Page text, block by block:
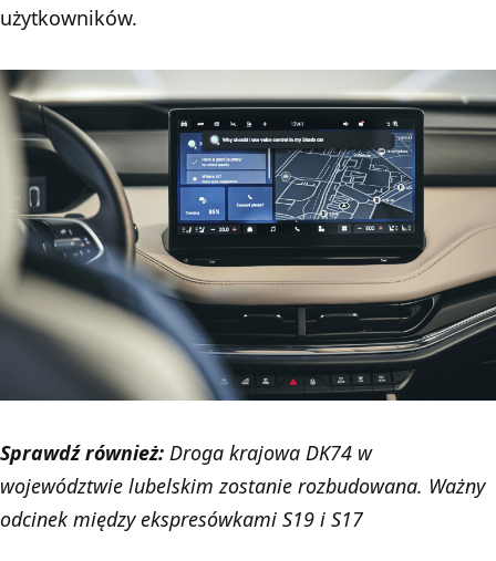
użytkowników.
Sprawdź również: Droga krajowa DK74 w
województwie lubelskim zostanie rozbudowana. Ważny
odcinek między ekspresówkami S19 i S17